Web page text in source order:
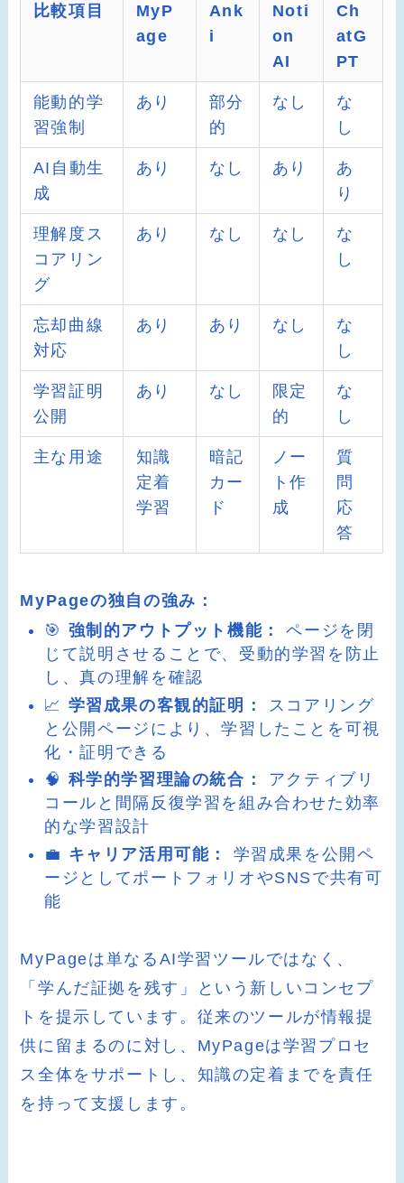
比較項目
MyP
age
Ank
i
Noti
on
AI
Ch
atG
PT
能動的学
習強制
あり
部分
的
なし
な
し
AI自動生
成
あり なし あり
あ
り
理解度ス
コアリン
グ
あり なし なし
な
し
忘却曲線
対応
あり あり なし
な
し
学習証明
公開
あり なし
限定
的
な
し
主な用途
知識
定着
学習
暗記
カー
ド
ノー
ト作
成
質
問
応
答
MyPageの独自の強み：
🎯 強制的アウトプット機能：
ページを閉
じて説明させることで、受動的学習を防止
し、真の理解を確認
📈 学習成果の客観的証明：
スコアリング
と公開ページにより、学習したことを可視
化・証明できる
🧠 科学的学習理論の統合：
アクティブリ
コールと間隔反復学習を組み合わせた効率
的な学習設計
💼 キャリア活用可能：
学習成果を公開ペ
ージとしてポートフォリオやSNSで共有可
能
MyPageは単なるAI学習ツールではなく、
「学んだ証拠を残す」という新しいコンセプ
トを提示しています。従来のツールが情報提
供に留まるのに対し、MyPageは学習プロセ
ス全体をサポートし、知識の定着までを責任
を持って支援します。